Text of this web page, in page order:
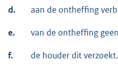
d. aan de ontheffing
e. van de ontheffing
f. de houder dit verzoekt.